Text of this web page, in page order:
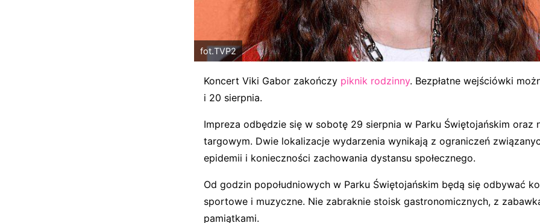
fot.TVP2
Koncert Viki Gabor zakończy piknik rodzinny. Bezpłatne wejściówki
i 20 sierpnia.
Impreza odbędzie się w sobotę 29 sierpnia w Parku Świętojańskim oraz
targowym. Dwie lokalizacje wydarzenia wynikają z ograniczeń
epidemii i konieczności zachowania dystansu społecznego.
Od godzin popołudniowych w Parku Świętojańskim będą się odbywać
sportowe i muzyczne. Nie zabraknie stoisk gastronomicznych, z
pamiątkami.